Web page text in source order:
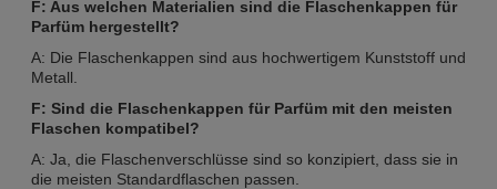
F: Aus welchen Materialien sind die Flaschenkappen für
Parfüm hergestellt?
A: Die Flaschenkappen sind aus hochwertigem Kunststoff und
Metall.
F: Sind die Flaschenkappen für Parfüm mit den meisten
Flaschen kompatibel?
A: Ja, die Flaschenverschlüsse sind so konzipiert, dass sie in
die meisten Standardflaschen passen.